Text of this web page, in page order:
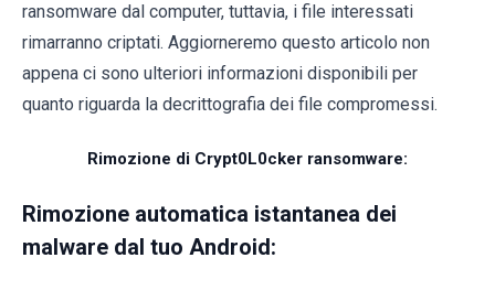
ransomware dal computer, tuttavia, i file interessati
rimarranno criptati. Aggiorneremo questo articolo non
appena ci sono ulteriori informazioni disponibili per
quanto riguarda la decrittografia dei file compromessi.
Rimozione di Crypt0L0cker ransomware:
Rimozione automatica istantanea dei
malware dal tuo Android: